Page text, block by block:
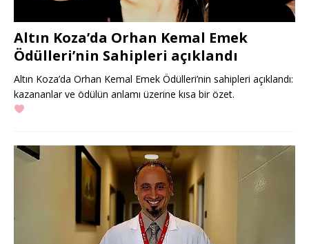
Altın Koza’da Orhan Kemal Emek
Ödülleri’nin Sahipleri açıklandı
Altın Koza’da Orhan Kemal Emek Ödülleri’nin sahipleri açıklandı:
kazananlar ve ödülün anlamı üzerine kısa bir özet.